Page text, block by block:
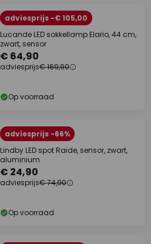
adviesprijs -€ 105,00
Lucande LED sokkellamp Elario, 44 cm,
zwart, sensor
€ 64,90
adviesprijs€ 169,90
Op voorraad
adviesprijs -66%
Lindby LED spot Raide, sensor, zwart,
aluminium
€ 24,90
adviesprijs€ 74,90
Op voorraad